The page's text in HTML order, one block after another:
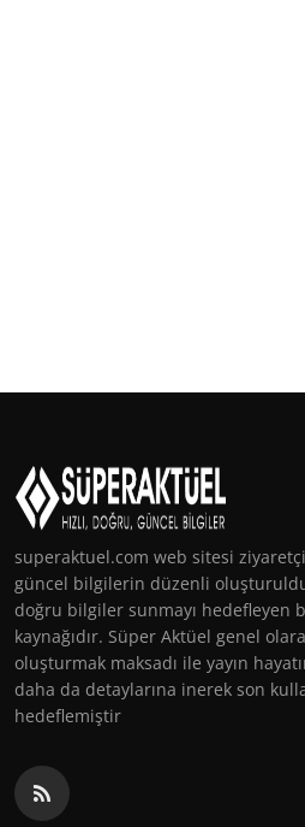
superaktuel.com web sitesi
güncel bilgilerin düzenli
doğru bilgiler sunmayı hedefleyen
kaynağıdır. Süper Aktüel genel
oluşturmak maksadı ile yayın
daha da detaylarına inerek son
hedeflemiştir